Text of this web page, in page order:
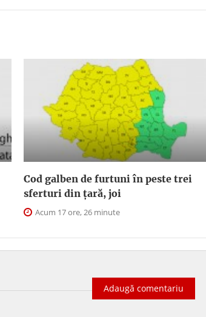
Cod galben de furtuni în peste trei
sferturi din țară, joi
Acum 17 ore, 26 minute
Adaugă comentariu